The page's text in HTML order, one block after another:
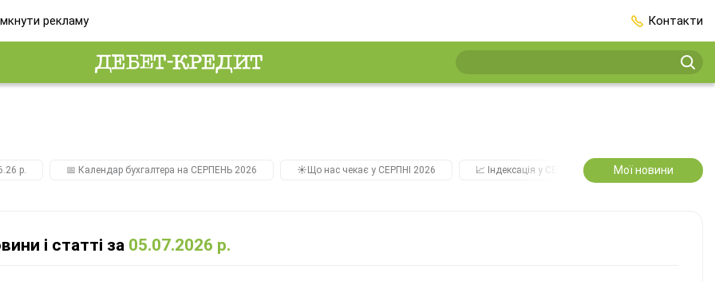
рекламу Контакти
р. 📅 Календар бухгалтера на СЕРПЕНЬ 2026 ☀️Що нас чекає у СЕРПНІ 2026 📈 Індексація у СЕРПНІ 2️⃣0️⃣2️⃣7️⃣ Усі
Мої новини
і статті за 05.07.2026 р.